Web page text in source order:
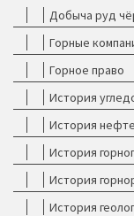
Добыча руд
Горные
Горное право
История
История
История
История
История